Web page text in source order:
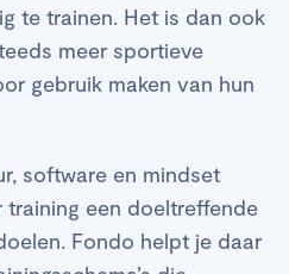
te trainen. Het is dan ook
meer sportieve
gebruik maken van hun
software en mindset
training een doeltreffende
Fondo helpt je daar